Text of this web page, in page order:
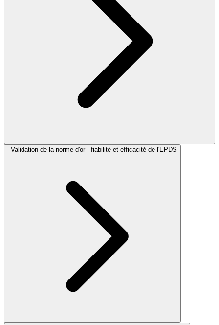
Validation de la norme d'or : fiabilité et efficacité de l'EPDS